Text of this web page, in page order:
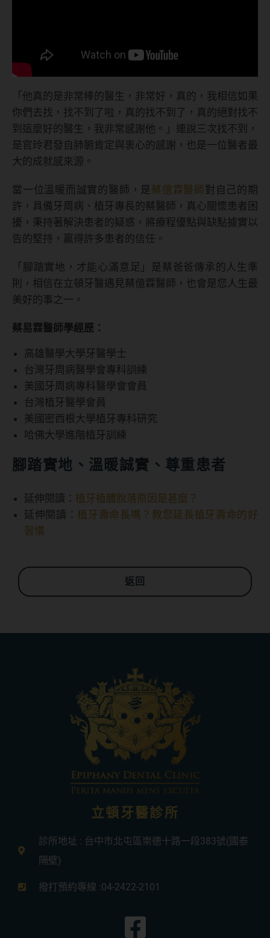
「他真的是非常棒的醫生，非常好，真的，我相信如果
你們去找，找不到了啦，真的找不到了，真的絕對找不
到這麼好的醫生，我非常感謝他。」連說三次找不到，
是官玲君發自肺腑肯定與衷心的感謝，也是一位醫者最
大的成就感來源。
當一位溫暖而誠實的醫師，是蔡億霖醫師對自己的期
許，具備牙周病、植牙專長的蔡醫師，真心關懷患者困
擾，秉持著解決患者的疑惑，將療程優點與缺點據實以
告的堅持，贏得許多患者的信任。
「腳踏實地，才能心滿意足」是蔡爸爸傳承的人生準
則，相信在立頓牙醫遇見蔡億霖醫師，也會是您人生最
美好的事之一。
蔡易霖醫師學經歷：
高雄醫學大學牙醫學士
台灣牙周病醫學會專科訓練
美國牙周病專科醫學會會員
台灣植牙醫學會員
美國密西根大學植牙專科研究
哈佛大學進階植牙訓練
腳踏實地、溫暖誠實、尊重患者
延伸閱讀： 植牙植體脫落原因是甚麼？
延伸閱讀： 植牙壽命長嗎？教您延長植牙壽命的好
習慣
返回
立頓牙醫診所
診所地址 : 台中市北屯區崇德十路一段383號(國泰
隔壁)
撥打預約專線 :04-2422-2101